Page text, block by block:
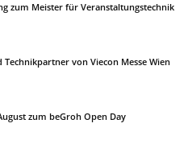
zum Meister für Veranstaltungstechnik
von Viecon Messe Wien
zum beGroh Open Day